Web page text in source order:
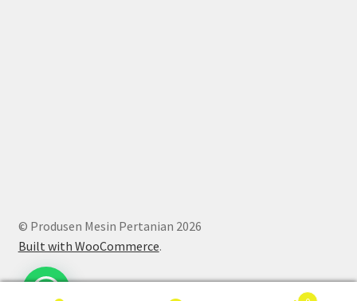
© Produsen Mesin Pertanian 2026
Built with WooCommerce.